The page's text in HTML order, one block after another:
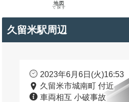
地図
で探す
久留米駅周辺
2023年6月6日(火)16:53
久留米市城南町 付近
車両相互 小破事故